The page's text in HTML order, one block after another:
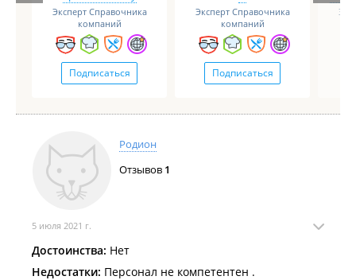
Эксперт Справочника
компаний
Подписаться
Эксперт Справочника
компаний
Подписаться
Родион
Отзывов 1
5 июля 2021 г.
Достоинства: Нет
Недостатки: Персонал не компетентен .